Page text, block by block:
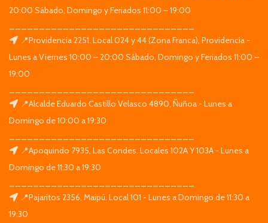
20:00 Sábado, Domingo y Feriados 11:00 – 19:00
📍Providencia 2251. Local 024 y 44 (Zona Franca), Providencia -
Lunes a Viernes 10:00 – 20:00 Sábado, Domingo y Feriados 11:00 –
19:00
📍Alcalde Eduardo Castillo Velasco 4890, Ñuñoa - Lunes a
Domingo de 10:00 a 19:30
📍Apoquindo 7935, Las Condes. Locales 102A Y 103A - Lunes a
Domingo de 11:30 a 19:30
📍Pajaritos 2356, Maipú. Local 101 - Lunes a Domingo de 11:30 a
19:30